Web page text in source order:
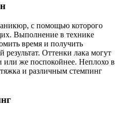
с помощью которого
Выполнение в технике
время и получить
результат. Оттенки лака могут
же поспокойнее. Неплохо в
и различным стемпинг